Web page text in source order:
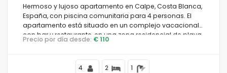
Hermoso y lujoso apartamento en Calpe, Costa Blanca,
España, con piscina comunitaria para 4 personas. El
apartamento está situado en un complejo vacacional
con bar y restaurante, en una zona residencial de playa,
cerca de tiendas y supermercados, a 25 metros de la
25 metros del mar Mediterráneo.
Precio por día desde: € 110
4 2 1